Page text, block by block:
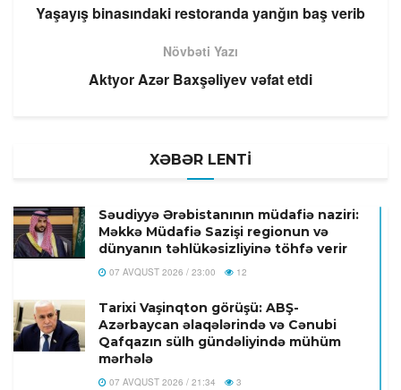
Yaşayış binasındaki restoranda yanğın baş verib
Növbəti Yazı
Aktyor Azər Baxşəliyev vəfat etdi
XƏBƏR LENTİ
Səudiyyə Ərəbistanının müdafiə naziri:
Məkkə Müdafiə Sazişi regionun və
dünyanın təhlükəsizliyinə töhfə verir
07 AVQUST 2026 / 23:00 12
Tarixi Vaşinqton görüşü: ABŞ-
Azərbaycan əlaqələrində və Cənubi
Qafqazın sülh gündəliyində mühüm
mərhələ
07 AVQUST 2026 / 21:34 3